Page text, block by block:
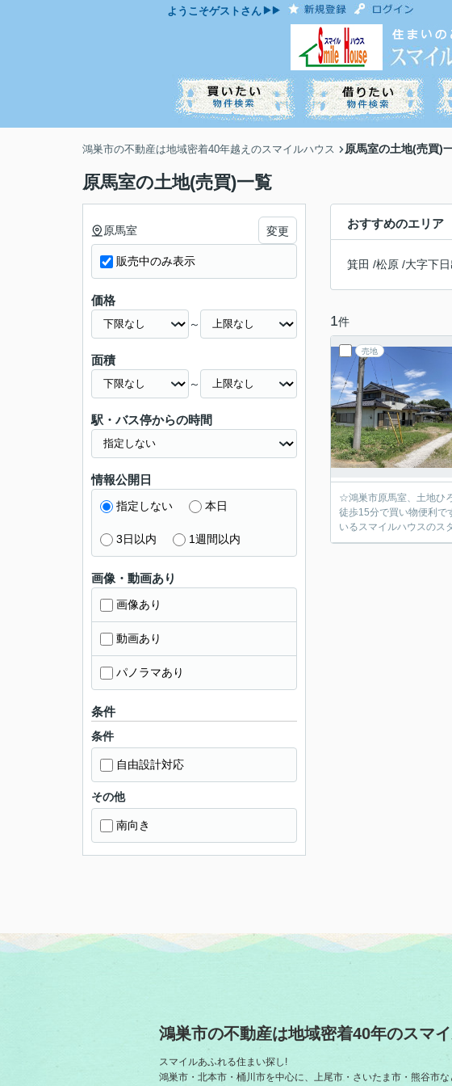
ようこそゲスト さん
鴻巣市の不動産は地域密着40年越えのスマイルハウス 原馬室の土地(売買)
原馬室の土地(売買)一覧
おすすめのエリア
箕田 /松原 /大字下
1件
売地
☆鴻巣市原馬室、土地ひ
徒歩15分で買い物便利で
いるスマイルハウスのス
原馬室 変更
販売中のみ表示
価格
～
面積
～
駅・バス停からの時間
情報公開日
指定しない 本日
3日以内 1週間以内
画像・動画あり
画像あり
動画あり
パノラマあり
条件
条件
自由設計対応
その他
南向き
鴻巣市の不動産は地域密着40年のスマ
スマイルあふれる住まい探し!
鴻巣市・北本市・桶川市を中心に、上尾市・さいたま市・熊谷市